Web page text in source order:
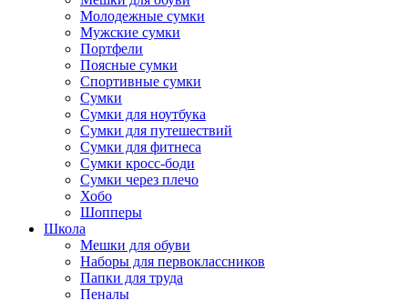
Молодежные сумки
Мужские сумки
Портфели
Поясные сумки
Спортивные сумки
Сумки
Сумки для ноутбука
Сумки для путешествий
Сумки для фитнеса
Сумки кросс-боди
Сумки через плечо
Хобо
Шопперы
Школа
Мешки для обуви
Наборы для первоклассников
Папки для труда
Пеналы